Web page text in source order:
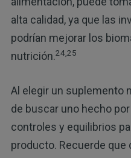
alta calidad, ya que las
podrían mejorar los
nutrición.24,25
Al elegir un suplemento
de buscar uno hecho
controles y equilibrios
producto. Recuerde que